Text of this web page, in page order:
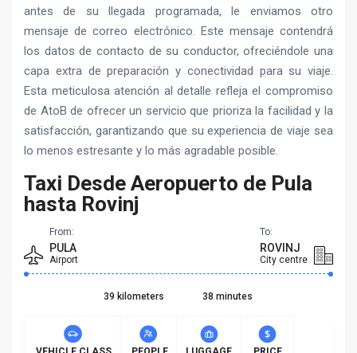
antes de su llegada programada, le enviamos otro
mensaje de correo electrónico. Este mensaje contendrá
los datos de contacto de su conductor, ofreciéndole una
capa extra de preparación y conectividad para su viaje.
Esta meticulosa atención al detalle refleja el compromiso
de AtoB de ofrecer un servicio que prioriza la facilidad y la
satisfacción, garantizando que su experiencia de viaje sea
lo menos estresante y lo más agradable posible.
Taxi Desde Aeropuerto de Pula
hasta Rovinj
From:
PULA
Airport
To:
ROVINJ
City centre
39 kilometers 38 minutes